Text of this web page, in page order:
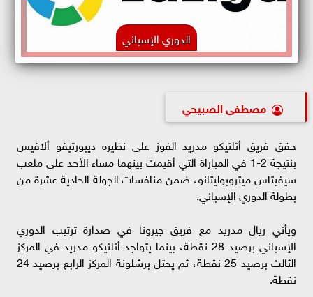
الدوري الإسباني
مصطفى الصبيحي
حقق فريق أتلتيكو مدريد الفوز على نظيره ديبورتيفو ألافيس
بنتيجة 2-1 في المباراة التي أقيمت بينهما مساء الأحد على ملعب
سيفيتاس ميتروبوليتانو، ضمن منافسات الجولة الحادية عشرة من
بطولة الدوري الإسباني.
ويأتي ريال مدريد مع فريق جيرونا في صدارة ترتيب الدوري
الإسباني برصيد 28 نقطة، بينما يتواجد أتلتيكو مدريد في المركز
الثالث برصيد 25 نقطة، ثم يحتل برشلونة المركز الرابع برصيد 24
نقطة.